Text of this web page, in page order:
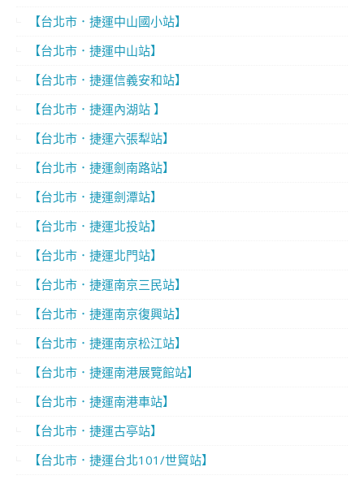
【台北市．捷運中山國小站】
【台北市．捷運中山站】
【台北市．捷運信義安和站】
【台北市．捷運內湖站 】
【台北市．捷運六張犁站】
【台北市．捷運劍南路站】
【台北市．捷運劍潭站】
【台北市．捷運北投站】
【台北市．捷運北門站】
【台北市．捷運南京三民站】
【台北市．捷運南京復興站】
【台北市．捷運南京松江站】
【台北市．捷運南港展覽館站】
【台北市．捷運南港車站】
【台北市．捷運古亭站】
【台北市．捷運台北101/世貿站】